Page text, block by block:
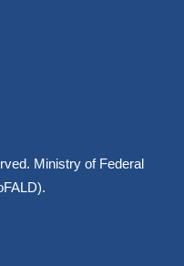
Ministry of Federal